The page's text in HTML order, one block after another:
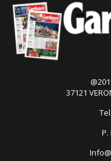
37121
P.